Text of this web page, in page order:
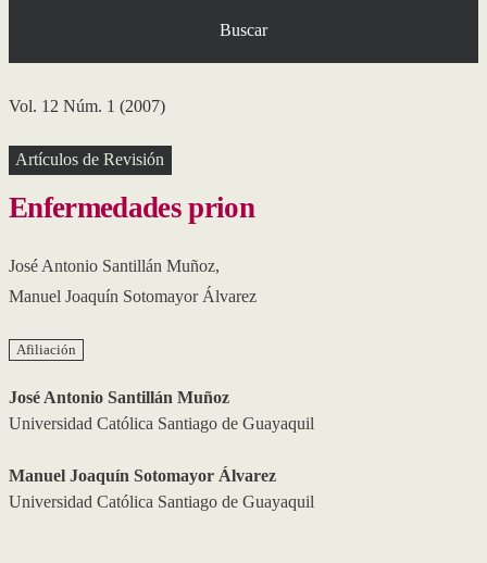
Buscar
Vol. 12 Núm. 1 (2007)
Artículos de Revisión
Enfermedades prion
José Antonio Santillán Muñoz,
Manuel Joaquín Sotomayor Álvarez
Afiliación
José Antonio Santillán Muñoz
Universidad Católica Santiago de Guayaquil
Manuel Joaquín Sotomayor Álvarez
Universidad Católica Santiago de Guayaquil